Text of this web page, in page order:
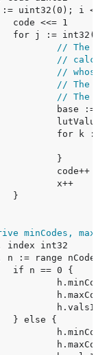
// The
//
// whose
// The
// The
minCodes,